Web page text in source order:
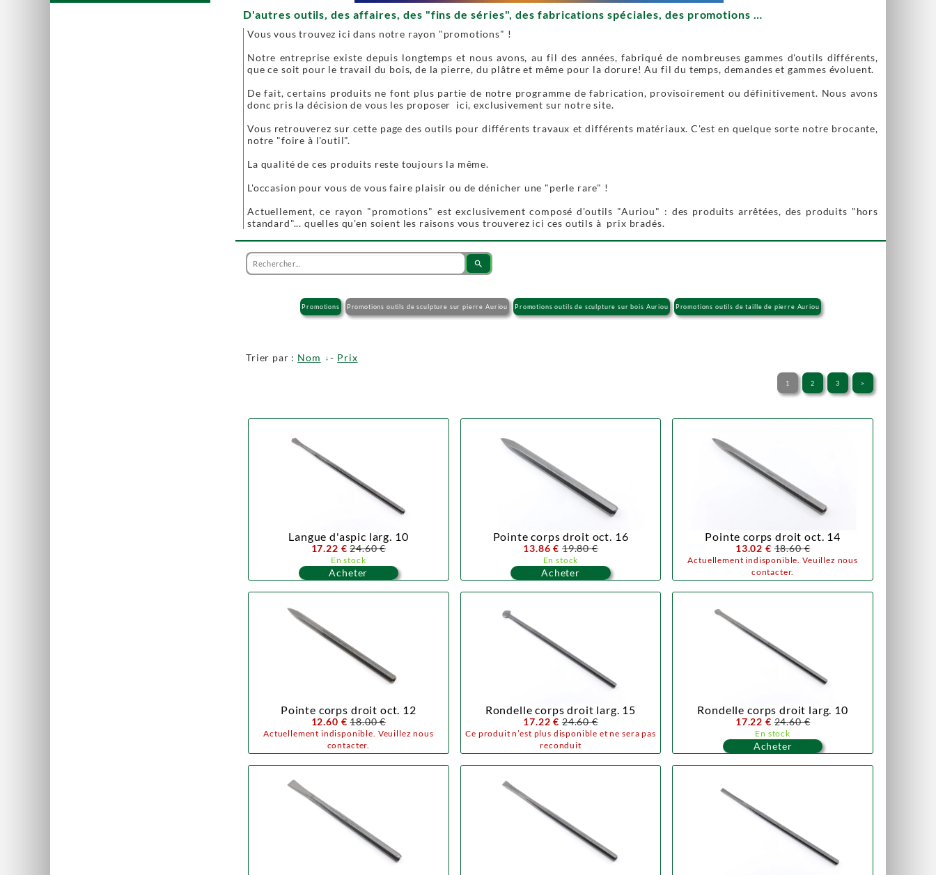
D'autres outils, des affaires, des "fins de séries", des fabrications spéciales, des promotions …
Vous vous trouvez ici dans notre rayon "promotions" !
Notre entreprise existe depuis longtemps et nous avons, au fil des années, fabriqué de nombreuses gammes d'outils différents,
que ce soit pour le travail du bois, de la pierre, du plâtre et même pour la dorure! Au fil du temps, demandes et gammes évoluent.
De fait, certains produits ne font plus partie de notre programme de fabrication, provisoirement ou définitivement. Nous avons
donc pris la décision de vous les proposer ici, exclusivement sur notre site.
Vous retrouverez sur cette page des outils pour différents travaux et différents matériaux. C'est en quelque sorte notre brocante,
notre "foire à l'outil".
La qualité de ces produits reste toujours la même.
L'occasion pour vous de vous faire plaisir ou de dénicher une "perle rare" !
Actuellement, ce rayon "promotions" est exclusivement composé d'outils "Auriou" : des produits arrêtées, des produits "hors
standard"... quelles qu'en soient les raisons vous trouverez ici ces outils à prix bradés.
search
Promotions Promotions outils de sculpture sur pierre Auriou Promotions outils de sculpture sur bois Auriou Promotions outils de taille de pierre Auriou
Trier par : Nom - Prix
1 2 3 >
Langue d'aspic larg. 10
17.22 € 24.60 €
En stock
Acheter
Pointe corps droit oct. 16
13.86 € 19.80 €
En stock
Acheter
Pointe corps droit oct. 14
13.02 € 18.60 €
Actuellement indisponible. Veuillez nous
contacter.
Pointe corps droit oct. 12
12.60 € 18.00 €
Actuellement indisponible. Veuillez nous
contacter.
Rondelle corps droit larg. 15
17.22 € 24.60 €
Ce produit n’est plus disponible et ne sera pas
reconduit
Rondelle corps droit larg. 10
17.22 € 24.60 €
En stock
Acheter